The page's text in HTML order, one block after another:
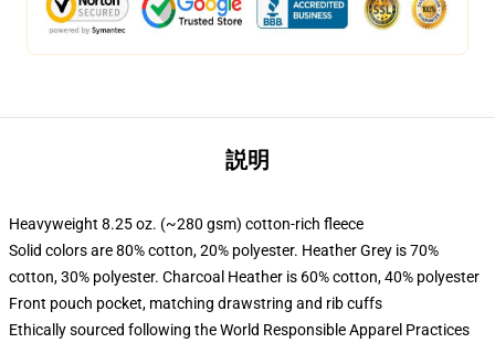
説明
Heavyweight 8.25 oz. (~280 gsm) cotton-rich fleece
Solid colors are 80% cotton, 20% polyester. Heather Grey is 70%
cotton, 30% polyester. Charcoal Heather is 60% cotton, 40% polyester
Front pouch pocket, matching drawstring and rib cuffs
Ethically sourced following the World Responsible Apparel Practices